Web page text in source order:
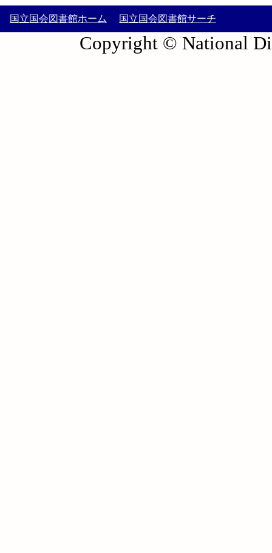
国立国会図書館ホーム 国立国会図書館サーチ
Copyright © National